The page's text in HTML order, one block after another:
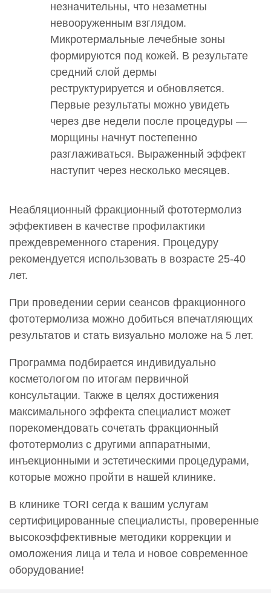
незначительны, что незаметны
невооруженным взглядом.
Микротермальные лечебные зоны
формируются под кожей. В результате
средний слой дермы
реструктурируется и обновляется.
Первые результаты можно увидеть
через две недели после процедуры —
морщины начнут постепенно
разглаживаться. Выраженный эффект
наступит через несколько месяцев.
Неабляционный фракционный фототермолиз
эффективен в качестве профилактики
преждевременного старения. Процедуру
рекомендуется использовать в возрасте 25-40
лет.
При проведении серии сеансов фракционного
фототермолиза можно добиться впечатляющих
результатов и стать визуально моложе на 5 лет.
Программа подбирается индивидуально
косметологом по итогам первичной
консультации. Также в целях достижения
максимального эффекта специалист может
порекомендовать сочетать фракционный
фототермолиз с другими аппаратными,
инъекционными и эстетическими процедурами,
которые можно пройти в нашей клинике.
В клинике TORI сегда к вашим услугам
сертифицированные специалисты, проверенные
высокоэффективные методики коррекции и
омоложения лица и тела и новое современное
оборудование!